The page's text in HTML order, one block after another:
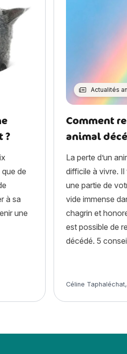
?
de
à sa
une
Actualités
Comment
animal
La perte d’un
difficile à vivre.
une partie de
vide immense
chagrin et
est possible de
décédé. 5
Article rédigé par
Céline Taphaléchat,